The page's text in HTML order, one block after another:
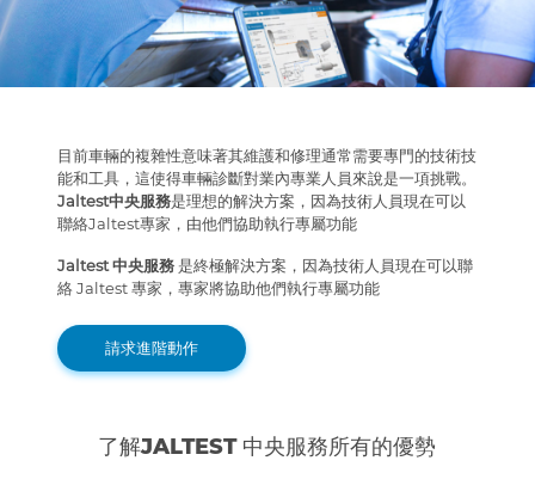
目前車輛的複雜性意味著其維護和修理通常需要專門的技術技
能和工具，這使得車輛診斷對業內專業人員來說是一項挑戰。
Jaltest中央服務是理想的解決方案，因為技術人員現在可以
聯絡Jaltest專家，由他們協助執行專屬功能
Jaltest 中央服務是終極解決方案，因為技術人員現在可以聯
絡 Jaltest 專家，專家將協助他們執行專屬功能
請求進階動作
了解JALTEST 中央服務所有的優勢